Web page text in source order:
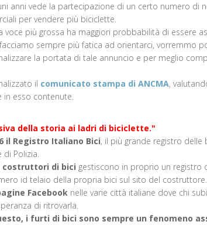
anni vede la partecipazione di un certo numero di
per vendere più biciclette.
voce più grossa ha maggiori probbabilità di essere
sempre più fatica ad orientarci, vorremmo
la portata di tale annuncio e per meglio
il comunicato stampa di ANCMA,
in esso contenute.
della storia ai ladri di biciclette."
il Registro Italiano Bici, il più grande registro
di Polizia.
costruttori di bici gestiscono in proprio un registro
id telaio della propria bici sul sito del costruttore.
Facebook nelle varie città italiane dove chi
di ritrovarla.
i furti di bici sono sempre un fenomeno